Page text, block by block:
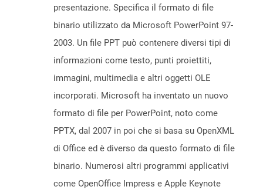
presentazione. Specifica il formato di file
binario utilizzato da Microsoft PowerPoint 97-
2003. Un file PPT può contenere diversi tipi di
informazioni come testo, punti proiettiti,
immagini, multimedia e altri oggetti OLE
incorporati. Microsoft ha inventato un nuovo
formato di file per PowerPoint, noto come
PPTX, dal 2007 in poi che si basa su OpenXML
di Office ed è diverso da questo formato di file
binario. Numerosi altri programmi applicativi
come OpenOffice Impress e Apple Keynote